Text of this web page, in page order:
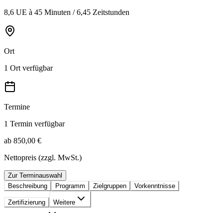
8,6 UE à 45 Minuten / 6,45 Zeitstunden
Ort
1 Ort verfügbar
Termine
1 Termin verfügbar
ab 850,00 €
Nettopreis (zzgl. MwSt.)
Zur Terminauswahl
Beschreibung
Programm Zielgruppen Vorkenntnisse
Zertifizierung Weitere